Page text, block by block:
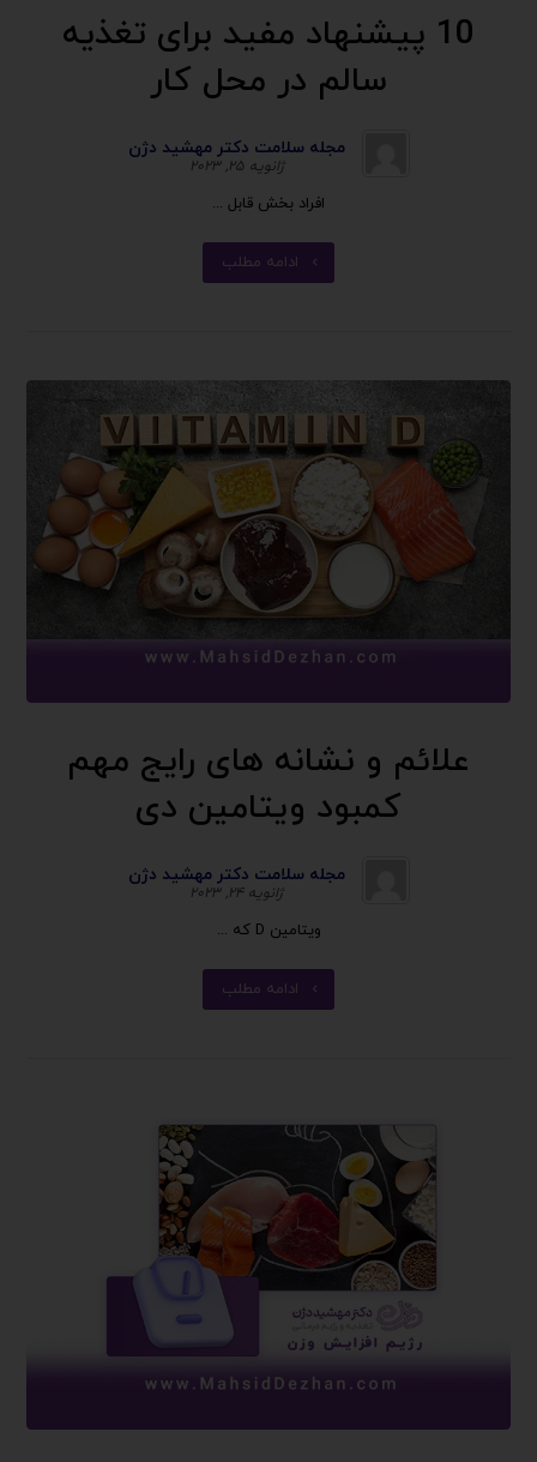
10 پیشنهاد مفید برای تغذیه
سالم در محل کار
مجله سلامت دکتر مهشید دژن
ژانویه ۲۵, ۲۰۲۳
افراد بخش قابل ...
ادامه مطلب
علائم و نشانه های رایج مهم
کمبود ویتامین دی
مجله سلامت دکتر مهشید دژن
ژانویه ۲۴, ۲۰۲۳
ویتامین D که ...
ادامه مطلب